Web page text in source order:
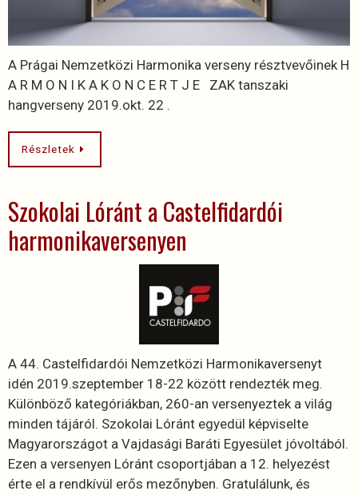
A Prágai Nemzetközi Harmonika verseny résztvevőinek H
A R M O N I K A K O N C E R T J E ZAK tanszaki
hangverseny 2019.okt. 22 .
Részletek
Szokolai Lóránt a Castelfidardói
harmonikaversenyen
A 44. Castelfidardói Nemzetközi Harmonikaversenyt
idén 2019.szeptember 18-22 között rendezték meg.
Különböző kategóriákban, 260-an versenyeztek a világ
minden tájáról. Szokolai Lóránt egyedül képviselte
Magyarországot a Vajdasági Baráti Egyesület jóvoltából.
Ezen a versenyen Lóránt csoportjában a 12. helyezést
érte el a rendkívül erős mezőnyben. Gratulálunk, és